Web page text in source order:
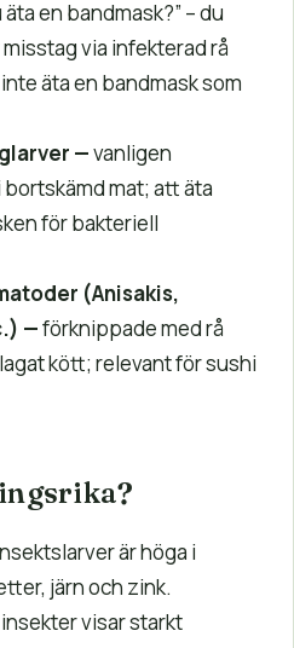
en bandmask?” – du
misstag via infekterad rå
äta en bandmask som
—vanligen
mat; att äta
för bakteriell
(Anisakis,
—förknippade med rå
kött; relevant för sushi
är höga i
järn och zink.
visar starkt